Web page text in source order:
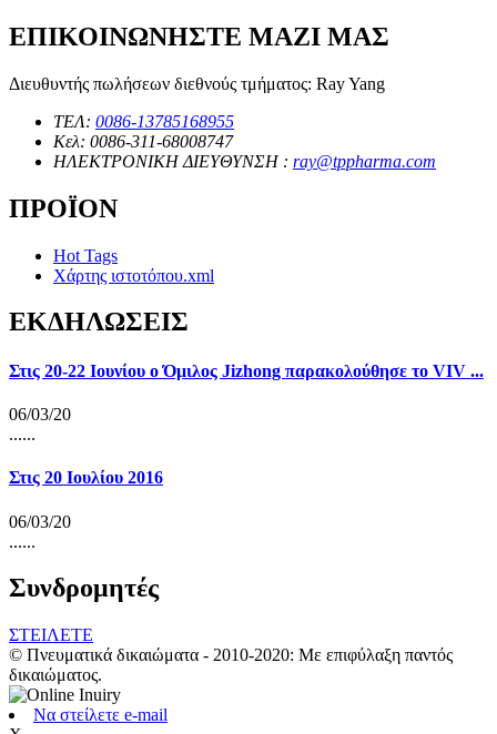
ΕΠΙΚΟΙΝΩΝΗΣΤΕ ΜΑΖΙ ΜΑΣ
Διευθυντής πωλήσεων διεθνούς τμήματος: Ray Yang
ΤΕΛ: 0086-13785168955
Κελ: 0086-311-68008747
ΗΛΕΚΤΡΟΝΙΚΗ ΔΙΕΥΘΥΝΣΗ : ray@tppharma.com
ΠΡΟΪΟΝ
Hot Tags
Χάρτης ιστοτόπου.xml
ΕΚΔΗΛΩΣΕΙΣ
Στις 20-22 Ιουνίου ο Όμιλος Jizhong παρακολούθησε το VIV ...
06/03/20
......
Στις 20 Ιουλίου 2016
06/03/20
......
Συνδρομητές
ΣΤΕΙΛΕΤΕ
© Πνευματικά δικαιώματα - 2010-2020: Με επιφύλαξη παντός
δικαιώματος.
Να στείλετε e-mail